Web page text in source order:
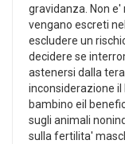
gravidanza. Non
vengano escreti
escludere un
decidere se
astenersi dalla
inconsiderazione
bambino eil
sugli animali
sulla fertilita'